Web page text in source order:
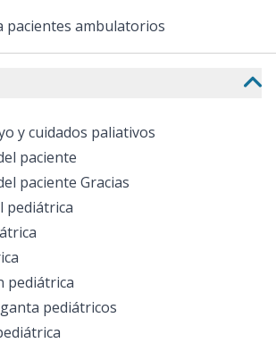
pacientes ambulatorios
y cuidados paliativos
paciente
paciente Gracias
pediátrica
pediátrica
pediátricos